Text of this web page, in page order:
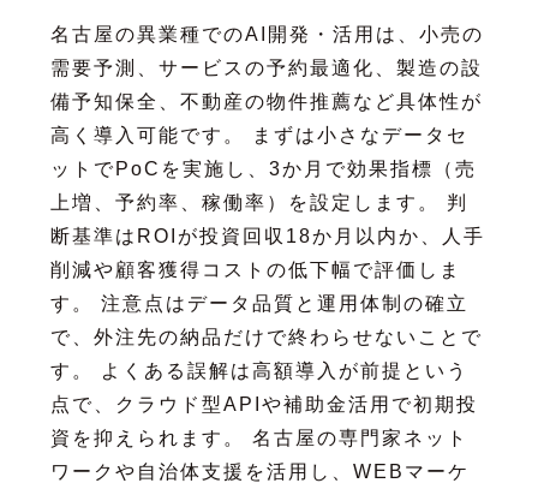
名古屋の異業種でのAI開発・活用は、小売の
需要予測、サービスの予約最適化、製造の設
備予知保全、不動産の物件推薦など具体性が
高く導入可能です。 まずは小さなデータセ
ットでPoCを実施し、3か月で効果指標（売
上増、予約率、稼働率）を設定します。 判
断基準はROIが投資回収18か月以内か、人手
削減や顧客獲得コストの低下幅で評価しま
す。 注意点はデータ品質と運用体制の確立
で、外注先の納品だけで終わらせないことで
す。 よくある誤解は高額導入が前提という
点で、クラウド型APIや補助金活用で初期投
資を抑えられます。 名古屋の専門家ネット
ワークや自治体支援を活用し、WEBマーケ